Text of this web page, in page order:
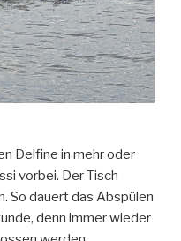
Delfine in mehr oder
vorbei. Der Tisch
So dauert das Abspülen
denn immer wieder